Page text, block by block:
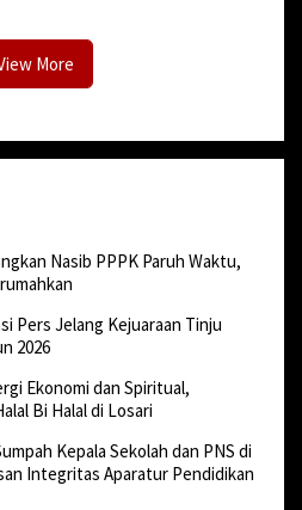
More
Nasib PPPK Paruh Waktu,
Pers Jelang Kejuaraan Tinju
2026
Ekonomi dan Spiritual,
Bi Halal di Losari
Kepala Sekolah dan PNS di
Integritas Aparatur Pendidikan